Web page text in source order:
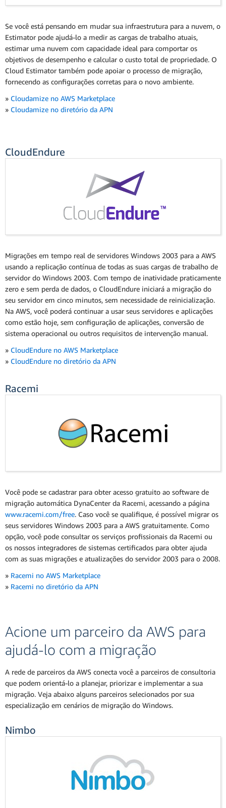
Se você está pensando em mudar sua infraestrutura para a nuvem, o
Estimator pode ajudá-lo a medir as cargas de trabalho atuais,
estimar uma nuvem com capacidade ideal para comportar os
objetivos de desempenho e calcular o custo total de propriedade. O
Cloud Estimator também pode apoiar o processo de migração,
fornecendo as configurações corretas para o novo ambiente.
» Cloudamize no AWS Marketplace
» Cloudamize no diretório da APN
CloudEndure
Migrações em tempo real de servidores Windows 2003 para a AWS
usando a replicação contínua de todas as suas cargas de trabalho de
servidor do Windows 2003. Com tempo de inatividade praticamente
zero e sem perda de dados, o CloudEndure iniciará a migração do
seu servidor em cinco minutos, sem necessidade de reinicialização.
Na AWS, você poderá continuar a usar seus servidores e aplicações
como estão hoje, sem configuração de aplicações, conversão de
sistema operacional ou outros requisitos de intervenção manual.
» CloudEndure no AWS Marketplace
» CloudEndure no diretório da APN
Racemi
Você pode se cadastrar para obter acesso gratuito ao software de
migração automática DynaCenter da Racemi, acessando a página
www.racemi.com/free. Caso você se qualifique, é possível migrar os
seus servidores Windows 2003 para a AWS gratuitamente. Como
opção, você pode consultar os serviços profissionais da Racemi ou
os nossos integradores de sistemas certificados para obter ajuda
com as suas migrações e atualizações do servidor 2003 para o 2008.
» Racemi no AWS Marketplace
» Racemi no diretório da APN
Acione um parceiro da AWS para
ajudá-lo com a migração
A rede de parceiros da AWS conecta você a parceiros de consultoria
que podem orientá-lo a planejar, priorizar e implementar a sua
migração. Veja abaixo alguns parceiros selecionados por sua
especialização em cenários de migração do Windows.
Nimbo